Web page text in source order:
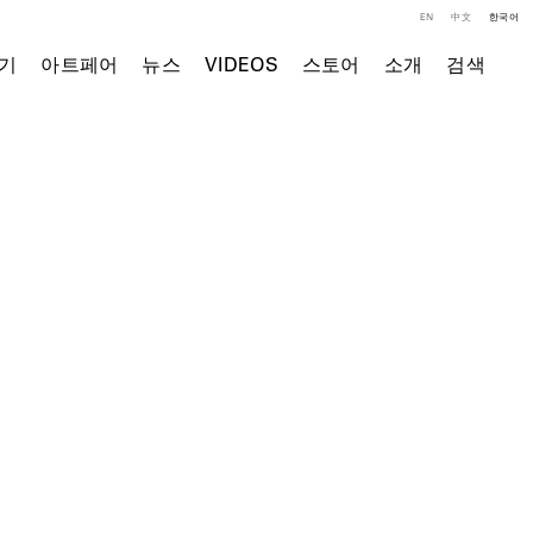
아트페어 뉴스 VIDEOS 스토어 소개 검색
EN 中文 한국어